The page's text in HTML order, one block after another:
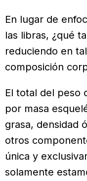
En lugar de
las libras, ¿qué
reduciendo en
composición
El total del peso
por masa
grasa, densidad
otros
única y
solamente